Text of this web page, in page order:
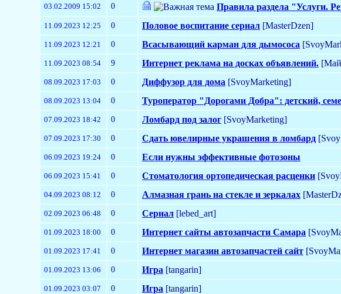
03.02.2009 15:02 0 Правила раздела "Услуги.
11.09.2023 12:25 0 Половое воспитание сериал [MasterDzen]
11.09.2023 12:21 0 Всасывающий карман для дымососа
11.09.2023 08:54 9 Интернет реклама на досках объявлений.
08.09.2023 17:03 0 Диффузор для дома [SvoyMarketing]
08.09.2023 13:04 0 Туроператор "Дорогами Добра": детский,
07.09.2023 18:42 0 Ломбард под залог [SvoyMarketing]
07.09.2023 17:30 0 Сдать ювелирные украшения в ломбард
06.09.2023 19:24 0 Если нужны эффективные фотозоны
06.09.2023 15:41 0 Стоматология ортопедическая расценки
04.09.2023 08:12 0 Алмазная грань на стекле и зеркалах
02.09.2023 06:48 0 Сериал [lebed_art]
01.09.2023 18:00 0 Интернет сайты автозапчасти Самара
01.09.2023 17:41 0 Интернет магазин автозапчастей сайт
01.09.2023 13:06 0 Игра [tangarin]
01.09.2023 03:07 0 Игра [tangarin]